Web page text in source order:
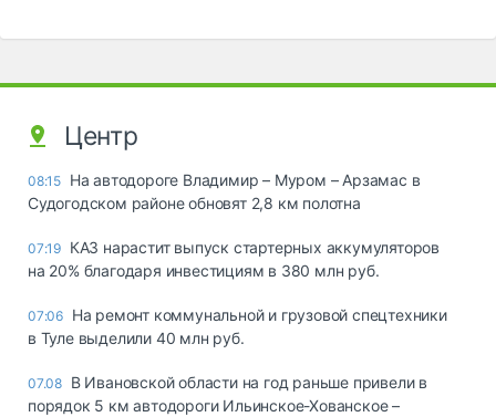
Центр
08:15 На автодороге Владимир – Муром – Арзамас в
Судогодском районе обновят 2,8 км полотна
07:19 КАЗ нарастит выпуск стартерных аккумуляторов
на 20% благодаря инвестициям в 380 млн руб.
07:06 На ремонт коммунальной и грузовой спецтехники
в Туле выделили 40 млн руб.
07.08 В Ивановской области на год раньше привели в
порядок 5 км автодороги Ильинское-Хованское –